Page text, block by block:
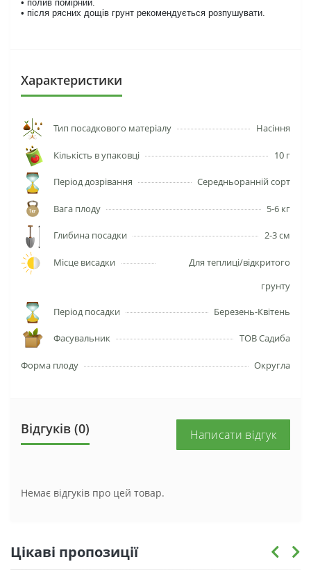
• полив помірний.
• після рясних дощів грунт рекомендується розпушувати.
Характеристики
Тип посадкового матеріалу Насіння
Кількість в упаковці 10 г
Період дозрівання Середньоранній сорт
Вага плоду 5-6 кг
Глибина посадки 2-3 см
Місце висадки
Для теплиці/відкритого
грунту
Період посадки Березень-Квітень
Фасувальник ТОВ Садиба
Форма плоду Округла
Відгуків (0) Написати відгук
Немає відгуків про цей товар.
Цікаві пропозиції